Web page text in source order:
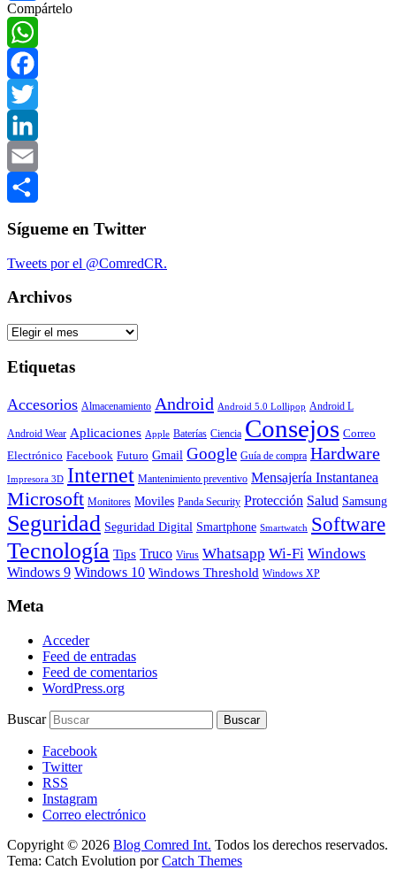
Compartir
Compártelo
WhatsApp
Facebook
Twitter
LinkedIn
Email
Sígueme en Twitter
Tweets por el @ComredCR.
Archivos
Archivos
Etiquetas
Accesorios Almacenamiento Android Android 5.0 Lollipop Android L
Android Wear Aplicaciones Apple Baterías Ciencia Consejos Correo
Electrónico Facebook Futuro Gmail Google Guía de compra Hardware
Impresora 3D Internet Mantenimiento preventivo Mensajería Instantanea
Microsoft Monitores Moviles Panda Security Protección Salud Samsung
Seguridad Seguridad Digital Smartphone Smartwatch Software
Tecnología Tips Truco Virus Whatsapp Wi-Fi Windows
Windows 9 Windows 10 Windows Threshold Windows XP
Meta
Acceder
Feed de entradas
Feed de comentarios
WordPress.org
Buscar
Facebook
Twitter
RSS
Instagram
Correo electrónico
Copyright © 2026 Blog Comred Int. Todos los derechos reservados.
Tema: Catch Evolution porCatch Themes